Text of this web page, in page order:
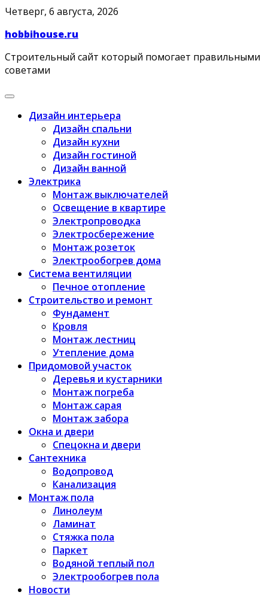
Skip
content
Четверг, 6 августа, 2026
hobbihouse.ru
Строительный сайт который помогает правильными
советами
Дизайн интерьера
Дизайн спальни
Дизайн кухни
Дизайн гостиной
Дизайн ванной
Электрика
Монтаж выключателей
Освещение в квартире
Электропроводка
Электросбережение
Монтаж розеток
Электрообогрев дома
Система вентиляции
Печное отопление
Строительство и ремонт
Фундамент
Кровля
Монтаж лестниц
Утепление дома
Придомовой участок
Деревья и кустарники
Монтаж погреба
Монтаж сарая
Монтаж забора
Окна и двери
Спецокна и двери
Сантехника
Водопровод
Канализация
Монтаж пола
Линолеум
Ламинат
Стяжка пола
Паркет
Водяной теплый пол
Электрообогрев пола
Новости